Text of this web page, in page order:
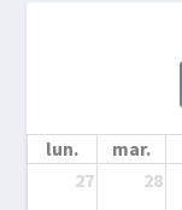
lun. mar.
27
28